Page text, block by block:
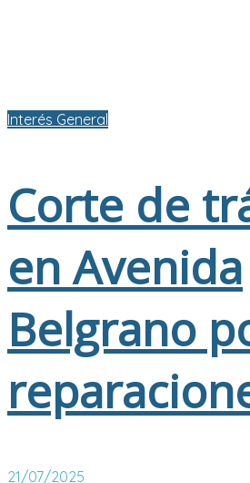
Interés General
Corte de
en Avenida
Belgrano
21/07/2025